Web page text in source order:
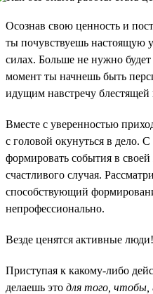
Осознав свою ценность и
ты почувствуешь настоящую
силах. Больше не нужно
момент ты начнешь быть
идущим навстречу блестящей
Вместе с уверенностью
с головой окунуться в дело. С
формировать события в
счастливого случая.
способствующий
непрофессионально.
Везде ценятся активные люди!
Приступая к какому-либо
делаешь это для того, чтобы,